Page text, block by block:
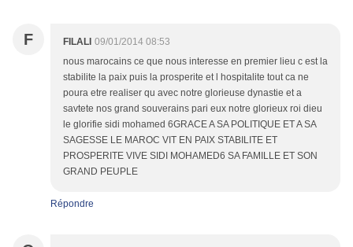
F FILALI 09/01/2014 08:53
nous marocains ce que nous interesse en premier lieu c est la
stabilite la paix puis la prosperite et l hospitalite tout ca ne
poura etre realiser qu avec notre glorieuse dynastie et a
savtete nos grand souverains pari eux notre glorieux roi dieu
le glorifie sidi mohamed 6GRACE A SA POLITIQUE ET A SA
SAGESSE LE MAROC VIT EN PAIX STABILITE ET
PROSPERITE VIVE SIDI MOHAMED6 SA FAMILLE ET SON
GRAND PEUPLE
Répondre